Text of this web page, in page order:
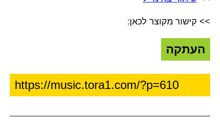
>> קישור מקוצר לכאן:
העתקה